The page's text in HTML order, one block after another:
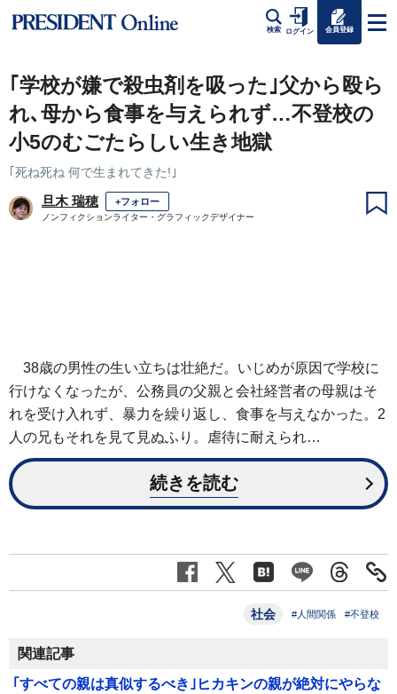
検索 ログイン 会員登録
｢学校が嫌で殺虫剤を吸った｣父から殴ら
れ､母から食事を与えられず…不登校の
小5のむごたらしい生き地獄
｢死ね死ね 何で生まれてきた!｣
旦木 瑞穂 +フォロー
ノンフィクションライター・グラフィックデザイナー
38歳の男性の生い立ちは壮絶だ。いじめが原因で学校に
行けなくなったが、公務員の父親と会社経営者の母親はそ
れを受け入れず、暴力を繰り返し、食事を与えなかった。2
人の兄もそれを見て見ぬふり。虐待に耐えられ…
続きを読む
社会 #人間関係 #不登校
関連記事
｢すべての親は真似するべき｣ヒカキンの親が絶対にやらな